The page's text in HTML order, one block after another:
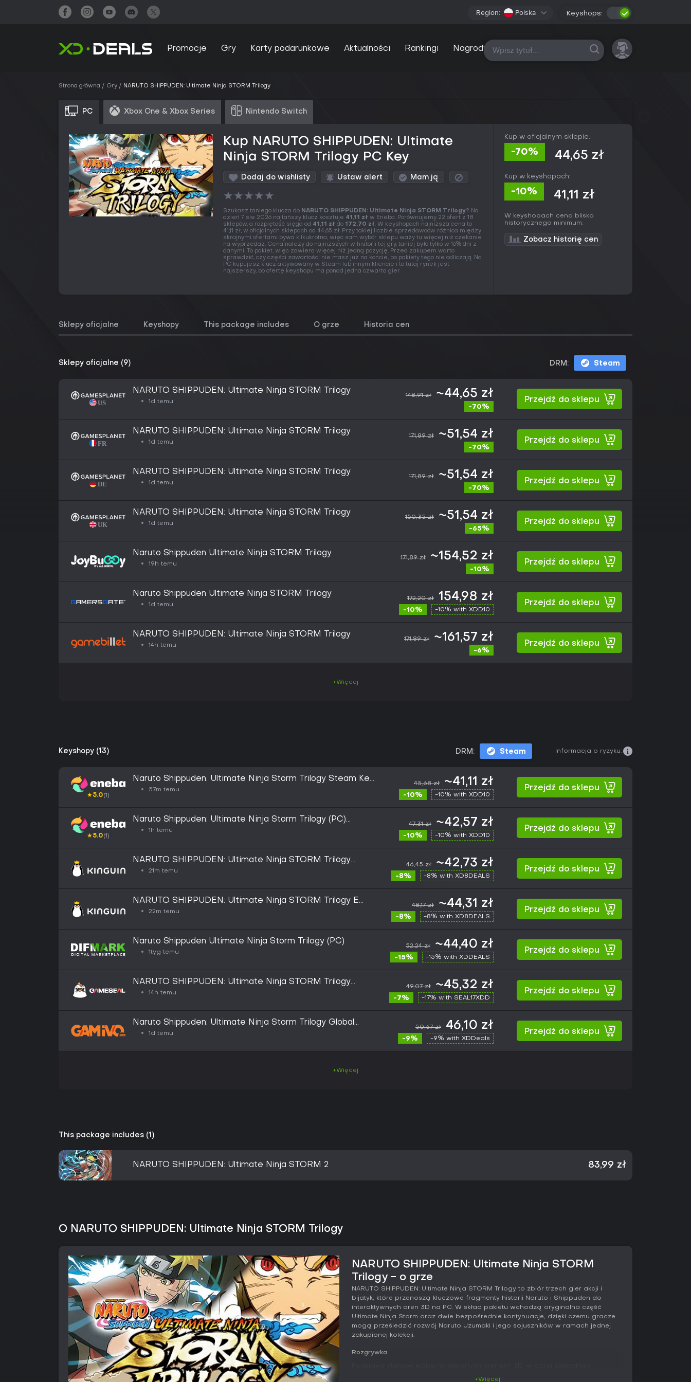
Region: Polska Keyshops:
Promocje Gry Karty podarunkowe Aktualności Rankingi Nagrody Wszystkie platformy
Strona główna Gry NARUTO SHIPPUDEN: Ultimate Ninja STORM Trilogy
PC Xbox One & Xbox Series Nintendo Switch
Kup NARUTO SHIPPUDEN: Ultimate
Ninja STORM Trilogy PC Key
Dodaj do wishlisty Ustaw alert Mam ją
★★★★★
Szukasz taniego klucza do NARUTO SHIPPUDEN: Ultimate Ninja STORM Trilogy? Na
dzień 7 sie 2026 najtańszy klucz kosztuje 41,11 zł w Eneba. Porównujemy 22 ofert z 18
sklepów, a rozpiętość sięga od 41,11 zł do 172,70 zł. W keyshopach najniższa cena to
41,11 zł, w oficjalnych sklepach od 44,65 zł. Przy takiej liczbie sprzedawców różnica między
skrajnymi ofertami bywa kilkukrotna, więc sam wybór sklepu waży tu więcej niż czekanie
na wyprzedaż. Cena należy do najniższych w historii tej gry, taniej było tylko w 16% dni z
danymi. To pakiet, więc zawiera więcej niż jedną pozycję. Przed zakupem warto
sprawdzić, czy części zawartości nie masz już na koncie, bo pakiety tego nie odliczają. Na
PC kupujesz klucz aktywowany w Steam lub innym kliencie i to tutaj rynek jest
najszerszy, bo ofertę keyshopu ma ponad jedna czwarta gier.
Kup w oficjalnym sklepie:
-70% 44,65 zł
Kup w keyshopach:
-10% 41,11 zł
W keyshopach cena bliska
historycznego minimum.
Zobacz historię cen
Sklepy oficjalne Keyshopy This package includes O grze Historia cen
Sklepy oficjalne (9) DRM: Steam
NARUTO SHIPPUDEN: Ultimate Ninja STORM Trilogy
1d temu
148,91 zł ~44,65 zł
-70%
Przejdź do sklepu
NARUTO SHIPPUDEN: Ultimate Ninja STORM Trilogy
1d temu
171,89 zł ~51,54 zł
-70%
Przejdź do sklepu
NARUTO SHIPPUDEN: Ultimate Ninja STORM Trilogy
1d temu
171,89 zł ~51,54 zł
-70%
Przejdź do sklepu
NARUTO SHIPPUDEN: Ultimate Ninja STORM Trilogy
1d temu
150,35 zł ~51,54 zł
-65%
Przejdź do sklepu
Naruto Shippuden Ultimate Ninja STORM Trilogy
19h temu
171,89 zł ~154,52 zł
-10%
Przejdź do sklepu
Naruto Shippuden Ultimate Ninja STORM Trilogy
1d temu
172,20 zł 154,98 zł
-10% -10% with XDD10
Przejdź do sklepu
NARUTO SHIPPUDEN: Ultimate Ninja STORM Trilogy
14h temu
171,89 zł ~161,57 zł
-6%
Przejdź do sklepu
+Więcej
Keyshopy (13) DRM: Steam Informacja o ryzyku:
★5.0(1)
Naruto Shippuden: Ultimate Ninja Storm Trilogy Steam Key
GLOBAL
57m temu
45,68 zł ~41,11 zł
-10% -10% with XDD10
Przejdź do sklepu
★5.0(1)
Naruto Shippuden: Ultimate Ninja Storm Trilogy (PC)
Steam Key EUROPE
1h temu
47,31 zł ~42,57 zł
-10% -10% with XDD10
Przejdź do sklepu
NARUTO SHIPPUDEN: Ultimate Ninja STORM Trilogy
Steam CD Key
21m temu
46,45 zł ~42,73 zł
-8% -8% with XD8DEALS
Przejdź do sklepu
NARUTO SHIPPUDEN: Ultimate Ninja STORM Trilogy EU
Steam CD Key
22m temu
48,17 zł ~44,31 zł
-8% -8% with XD8DEALS
Przejdź do sklepu
Naruto Shippuden Ultimate Ninja Storm Trilogy (PC)
1tyg temu
52,24 zł ~44,40 zł
-15% -15% with XDDEALS
Przejdź do sklepu
NARUTO SHIPPUDEN: Ultimate Ninja STORM Trilogy
(PC) Steam Key - GLOBAL
14h temu
49,07 zł ~45,32 zł
-7% -17% with SEAL17XDD
Przejdź do sklepu
Naruto Shippuden: Ultimate Ninja Storm Trilogy Global
(Steam)
1d temu
50,67 zł 46,10 zł
-9% -9% with XDDeals
Przejdź do sklepu
+Więcej
This package includes (1)
NARUTO SHIPPUDEN: Ultimate Ninja STORM 2 83,99 zł
O NARUTO SHIPPUDEN: Ultimate Ninja STORM Trilogy
NARUTO SHIPPUDEN: Ultimate Ninja STORM
Trilogy - o grze
NARUTO SHIPPUDEN: Ultimate Ninja STORM Trilogy to zbiór trzech gier akcji i
bijatyk, które przenoszą kluczowe fragmenty historii Naruto i Shippuden do
interaktywnych aren 3D na PC. W skład pakietu wchodzą oryginalna część
Ultimate Ninja Storm oraz dwie bezpośrednie kontynuacje, dzięki czemu gracze
mogą prześledzić rozwój Naruto Uzumaki i jego sojuszników w ramach jednej
zakupionej kolekcji.
Rozgrywka
+Więcej